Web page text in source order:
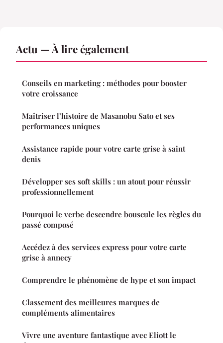
Actu — À lire également
Conseils en marketing : méthodes pour booster
votre croissance
Maîtriser l’histoire de Masanobu Sato et ses
performances uniques
Assistance rapide pour votre carte grise à saint
denis
Développer ses soft skills : un atout pour réussir
professionnellement
Pourquoi le verbe descendre bouscule les règles du
passé composé
Accédez à des services express pour votre carte
grise à annecy
Comprendre le phénomène de hype et son impact
Classement des meilleures marques de
compléments alimentaires
Vivre une aventure fantastique avec Eliott le